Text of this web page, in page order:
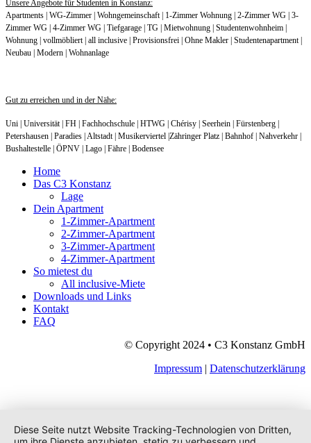
Unsere Angebote für Studenten in Konstanz:
Apartments | WG-Zimmer | Wohngemeinschaft | 1-Zimmer Wohnung | 2-Zimmer WG | 3-
Zimmer WG | 4-Zimmer WG | Tiefgarage | TG | Mietwohnung | Studentenwohnheim |
Wohnung | vollmöbliert | all inclusive | Provisionsfrei | Ohne Makler | Studentenapartment |
Neubau | Modern | Wohnanlage
Gut zu erreichen und in der Nähe:
Uni | Universität | FH | Fachhochschule | HTWG | Chérisy | Seerhein | Fürstenberg |
Petershausen | Paradies | Altstadt | Musikerviertel |Zähringer Platz | Bahnhof | Nahverkehr |
Bushaltestelle | ÖPNV | Lago | Fähre | Bodensee
Home
Das C3 Konstanz
Lage
Dein Apartment
1-Zimmer-Apartment
2-Zimmer-Apartment
3-Zimmer-Apartment
4-Zimmer-Apartment
So mietest du
All inclusive-Miete
Downloads und Links
Kontakt
FAQ
© Copyright 2024 • C3 Konstanz GmbH
Impressum | Datenschutzerklärung
Diese Seite nutzt Website Tracking-Technologien von Dritten,